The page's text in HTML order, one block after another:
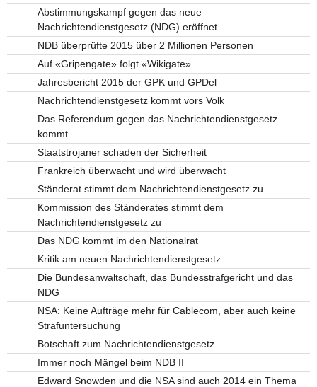
Abstimmungskampf gegen das neue
Nachrichtendienstgesetz (NDG) eröffnet
NDB überprüfte 2015 über 2 Millionen Personen
Auf «Gripengate» folgt «Wikigate»
Jahresbericht 2015 der GPK und GPDel
Nachrichtendienstgesetz kommt vors Volk
Das Referendum gegen das Nachrichtendienstgesetz
kommt
Staatstrojaner schaden der Sicherheit
Frankreich überwacht und wird überwacht
Ständerat stimmt dem Nachrichtendienstgesetz zu
Kommission des Ständerates stimmt dem
Nachrichtendienstgesetz zu
Das NDG kommt im den Nationalrat
Kritik am neuen Nachrichtendienstgesetz
Die Bundesanwaltschaft, das Bundesstrafgericht und das
NDG
NSA: Keine Aufträge mehr für Cablecom, aber auch keine
Strafuntersuchung
Botschaft zum Nachrichtendienstgesetz
Immer noch Mängel beim NDB II
Edward Snowden und die NSA sind auch 2014 ein Thema